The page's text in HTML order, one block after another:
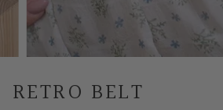
RETRO BELT